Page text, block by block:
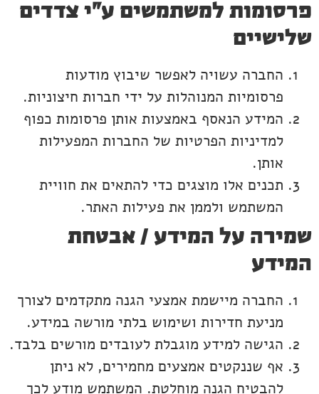
פרסומות למשתמשים ע"י צדדים
שלישיים
החברה עשויה לאפשר שיבוץ מודעות
פרסומיות המנוהלות על ידי חברות חיצוניות.
המידע הנאסף באמצעות אותן פרסומות כפוף
למדיניות הפרטיות של החברות המפעילות
אותן.
תכנים אלו מוצגים כדי להתאים את חוויית
המשתמש ולממן את פעילות האתר.
שמירה על המידע / אבטחת
המידע
החברה מיישמת אמצעי הגנה מתקדמים לצורך
מניעת חדירות ושימוש בלתי מורשה במידע.
הגישה למידע מוגבלת לעובדים מורשים בלבד.
אף שננקטים אמצעים מחמירים, לא ניתן
להבטיח הגנה מוחלטת. המשתמש מודע לכך